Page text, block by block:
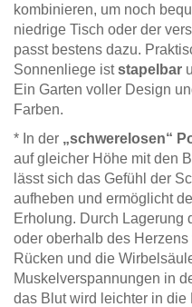
kombinieren, um noch
niedrige Tisch oder der
passt bestens dazu.
Sonnenliege iststapelbar
Ein Garten voller Design
Farben.
* In der „schwerelosen“
auf gleicher Höhe mit den
lässt sich das Gefühl der
aufheben und ermöglicht
Erholung. Durch Lagerung
oder oberhalb des
Rücken und die
Muskelverspannungen in
das Blut wird leichter in